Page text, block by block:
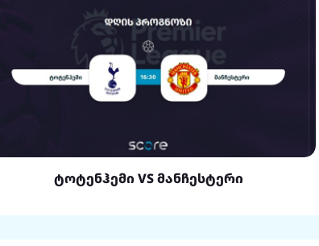
ტოტენჰემი VS მანჩესტერი